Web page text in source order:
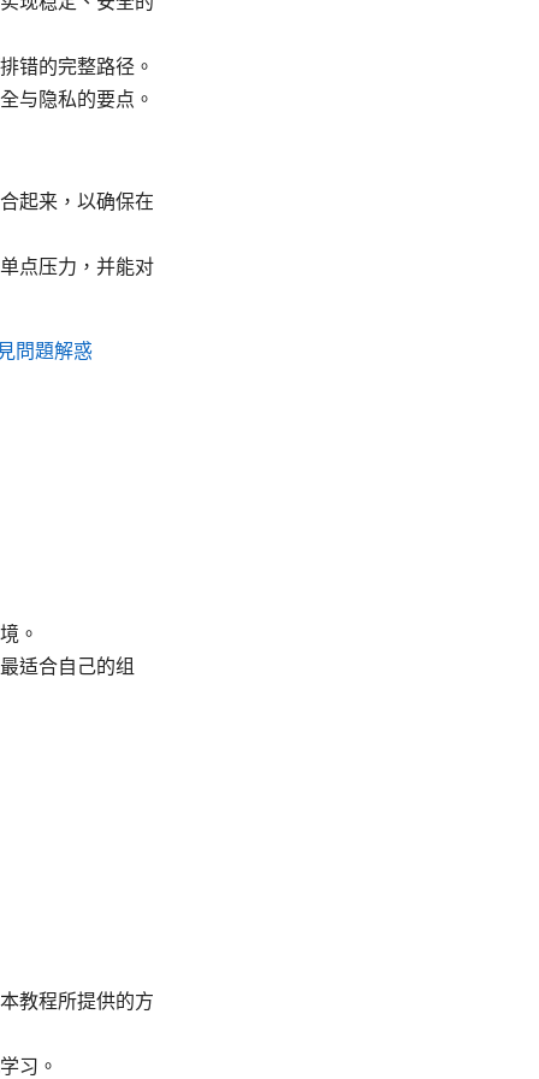
错的完整路径。
与隐私的要点。
起来，以确保在
点压力，并能对
問題解惑
。
适合自己的组
教程所提供的方
习。